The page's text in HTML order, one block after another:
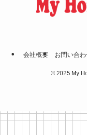
会社概要 お問い合
© 2025 My